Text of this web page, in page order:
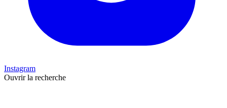
Instagram
Ouvrir la recherche